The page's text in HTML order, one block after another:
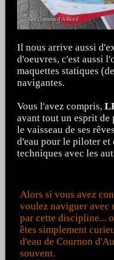
Il nous arrive aussi
d'oeuvres, c'est aussi
maquettes statiques
navigantes.
Vous l'avez compris,
avant tout un esprit de
le vaisseau de ses
d'eau pour le piloter et
techniques avec les
Alors si vous avez
voulez naviguer avec
par cette discipline...
êtes simplement
d'eau de Cournon
souvent.